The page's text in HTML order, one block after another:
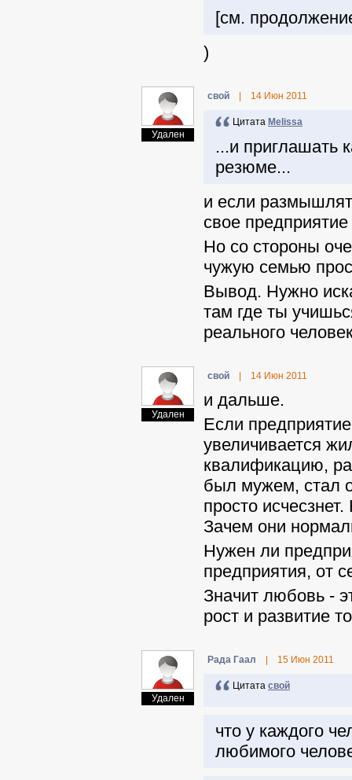
[см.
)
Удален
свой 14 Июн 2011
Цитата Melissa
...и приглашать
резюме...
и если
свое
Но со стороны
чужую семью
Вывод. Нужно
там где ты
реального
Удален
свой 14 Июн 2011
и дальше.
Если
увеличивается
квалификацию,
был мужем, стал
просто
Зачем они
Нужен ли
предприятия, от
Значит любовь -
рост и развитие
Удален
Рада Гаал 15 Июн 2011
Цитата свой
что у каждого
любимого